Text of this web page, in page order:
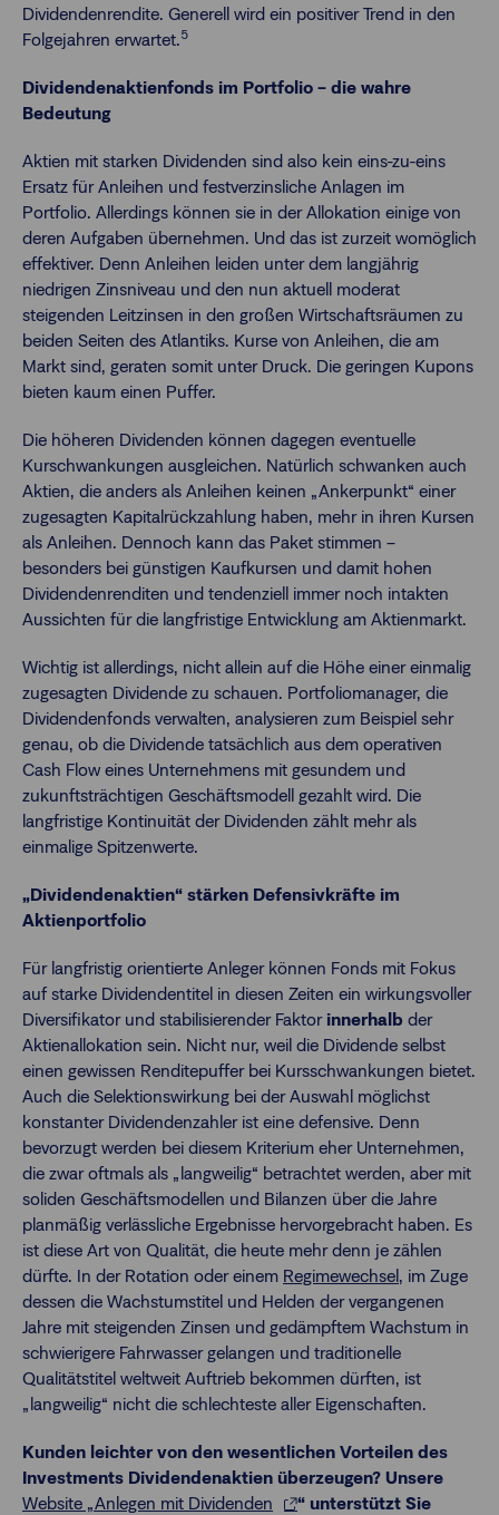
Dividendenrendite. Generell wird ein positiver Trend in den
Folgejahren erwartet.5
Dividendenaktienfonds im Portfolio – die wahre
Bedeutung
Aktien mit starken Dividenden sind also kein eins-zu-eins
Ersatz für Anleihen und festverzinsliche Anlagen im
Portfolio. Allerdings können sie in der Allokation einige von
deren Aufgaben übernehmen. Und das ist zurzeit womöglich
effektiver. Denn Anleihen leiden unter dem langjährig
niedrigen Zinsniveau und den nun aktuell moderat
steigenden Leitzinsen in den großen Wirtschaftsräumen zu
beiden Seiten des Atlantiks. Kurse von Anleihen, die am
Markt sind, geraten somit unter Druck. Die geringen Kupons
bieten kaum einen Puffer.
Die höheren Dividenden können dagegen eventuelle
Kurschwankungen ausgleichen. Natürlich schwanken auch
Aktien, die anders als Anleihen keinen „Ankerpunkt“ einer
zugesagten Kapitalrückzahlung haben, mehr in ihren Kursen
als Anleihen. Dennoch kann das Paket stimmen –
besonders bei günstigen Kaufkursen und damit hohen
Dividendenrenditen und tendenziell immer noch intakten
Aussichten für die langfristige Entwicklung am Aktienmarkt.
Wichtig ist allerdings, nicht allein auf die Höhe einer einmalig
zugesagten Dividende zu schauen. Portfoliomanager, die
Dividendenfonds verwalten, analysieren zum Beispiel sehr
genau, ob die Dividende tatsächlich aus dem operativen
Cash Flow eines Unternehmens mit gesundem und
zukunftsträchtigen Geschäftsmodell gezahlt wird. Die
langfristige Kontinuität der Dividenden zählt mehr als
einmalige Spitzenwerte.
„Dividendenaktien“ stärken Defensivkräfte im
Aktienportfolio
Für langfristig orientierte Anleger können Fonds mit Fokus
auf starke Dividendentitel in diesen Zeiten ein wirkungsvoller
Diversifikator und stabilisierender Faktor innerhalb der
Aktienallokation sein. Nicht nur, weil die Dividende selbst
einen gewissen Renditepuffer bei Kursschwankungen bietet.
Auch die Selektionswirkung bei der Auswahl möglichst
konstanter Dividendenzahler ist eine defensive. Denn
bevorzugt werden bei diesem Kriterium eher Unternehmen,
die zwar oftmals als „langweilig“ betrachtet werden, aber mit
soliden Geschäftsmodellen und Bilanzen über die Jahre
planmäßig verlässliche Ergebnisse hervorgebracht haben. Es
ist diese Art von Qualität, die heute mehr denn je zählen
dürfte. In der Rotation oder einem Regimewechsel, im Zuge
dessen die Wachstumstitel und Helden der vergangenen
Jahre mit steigenden Zinsen und gedämpftem Wachstum in
schwierigere Fahrwasser gelangen und traditionelle
Qualitätstitel weltweit Auftrieb bekommen dürften, ist
„langweilig“ nicht die schlechteste aller Eigenschaften.
Kunden leichter von den wesentlichen Vorteilen des
Investments Dividendenaktien überzeugen? Unsere
Website „Anlegen mit Dividenden
“ unterstützt Sie